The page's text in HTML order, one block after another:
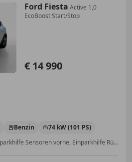
Ford Fiesta Active 1,0
EcoBoost Start/Stop
€ 14 990
Benzin
74 kW (101 PS)
Dachreling, Sitzheizung, Einparkhilfe Sensoren vorne, Einparkhilfe Rückfahrkamera, Schlüssellose Zentralverriegelung, Klimaautomatik, Scheckheftgepflegt, Einparkhilfe Sensoren hinten